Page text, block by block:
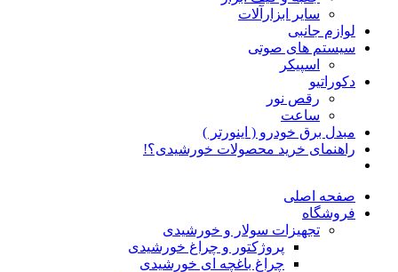
سایر ابزارآلات
لوازم جانبی
سیستم های صوتی
اسپیکر
دکوراتیو
رقص نور
ساعت
مبدل برق خودرو ( اینورتر )
راهنمای خرید محصولات خورشیدی؟!
صفحه اصلی
فروشگاه
تجهیزات سولار و خورشیدی
پروژکتور و چراغ خورشیدی
چراغ باغچه ای خورشیدی